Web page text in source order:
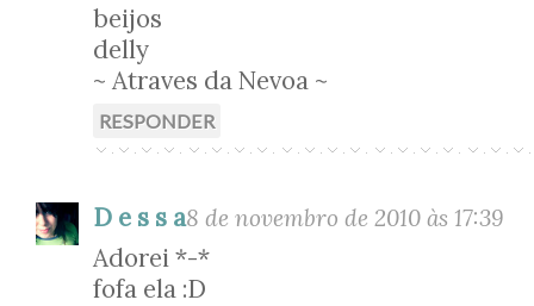
beijos
delly
~ Atraves da Nevoa ~
RESPONDER
D e s s a8 de novembro de 2010 às 17:39
Adorei *-*
fofa ela :D